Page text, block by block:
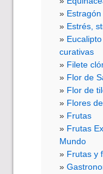
Estragón
Estrés,
curativas
Filete
Flor de
Flor de
Flores
Frutas
Frutas
Mundo
Frutas y